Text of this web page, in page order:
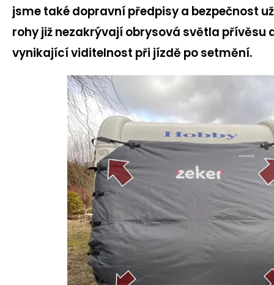
jsme také dopravní předpisy a bezpečnost
rohy již nezakrývají obrysová světla přívěsu
vynikající viditelnost při jízdě po setmění.